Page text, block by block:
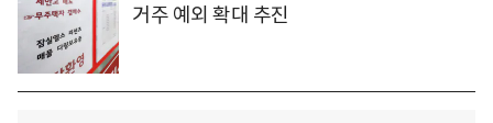
거주 예외 확대 추진